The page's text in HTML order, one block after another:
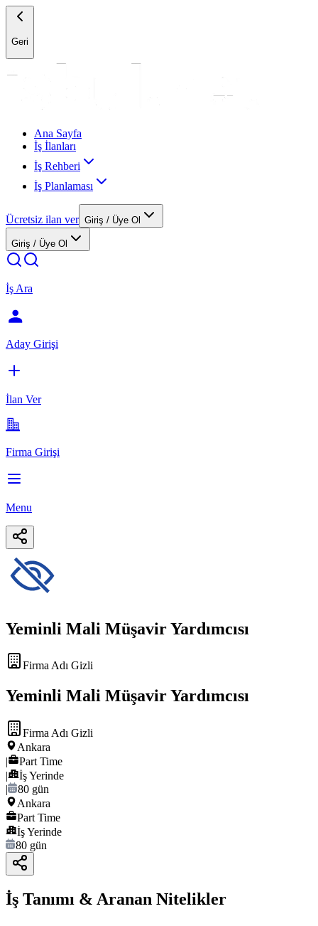
Geri
Ana Sayfa
İş İlanları
İş Rehberi
İş Planlaması
Ücretsiz ilan ver Giriş / Üye Ol
Giriş / Üye Ol
İş Ara
Aday Girişi
İlan Ver
Firma Girişi
Menu
Yeminli Mali Müşavir Yardımcısı
Firma Adı Gizli
Yeminli Mali Müşavir Yardımcısı
Firma Adı Gizli
Ankara
|
Part Time
|
İş Yerinde
|
80 gün
Ankara
Part Time
İş Yerinde
80 gün
İş Tanımı & Aranan Nitelikler